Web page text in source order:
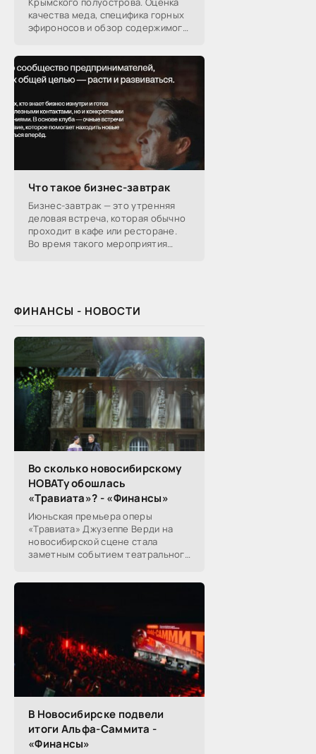
качества меда, специфика горных
эфироносов и обзор содержимого
производителей.
Что такое бизнес-завтрак
Бизнес-завтрак — это утренняя
деловая встреча, которая обычно
проходит в кафе или ресторане.
Во время такого мероприятия
ФИНАНСЫ - НОВОСТИ
Во сколько новосибирскому
НОВАТу обошлась
«Травиата»? - «Финансы»
Июньская премьера оперы
«Травиата» Джузеппе Верди на
новосибирской сцене стала
заметным событием театрального
Посетители НОВАТа, с которыми
В Новосибирске подвели
итоги Альфа-Саммита -
«Финансы»